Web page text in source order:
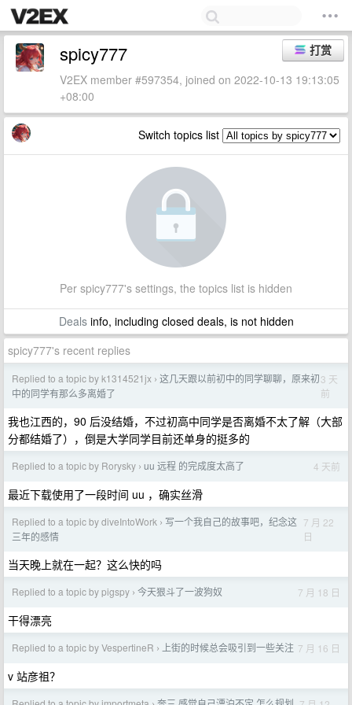
打赏
spicy777
V2EX member #597354, joined on 2022-10-13 19:13:05
+08:00
Switch topics list
Per spicy777's settings, the topics list is hidden
Dealsinfo, including closed deals, is not hidden
spicy777's recent replies
Replied to a topic by k1314521jx › 这几天跟以前初中的同学聊聊，原来初
中的同学有那么多离婚了
3 天
前
我也江西的，90 后没结婚，不过初高中同学是否离婚不太了解（大部
分都结婚了），倒是大学同学目前还单身的挺多的
Replied to a topic by Rorysky › uu 远程 的完成度太高了 4 天前
最近下载使用了一段时间 uu ，确实丝滑
Replied to a topic by diveIntoWork › ​写一个我自己的故事吧，纪念这
三年的感情
7 月 22
日
当天晚上就在一起？这么快的吗
Replied to a topic by pigspy › 今天狠斗了一波狗奴 7 月 18 日
干得漂亮
Replied to a topic by VespertineR › 上街的时候总会吸引到一些关注 7 月 16 日
v 站彦祖？